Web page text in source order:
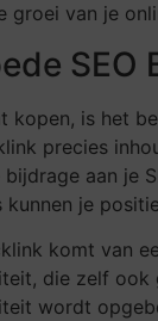
groei van je
SEO
kopen, is het
precies
aan je
je
komt van
die zelf ook
wordt